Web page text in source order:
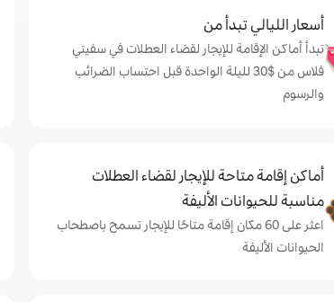
أسعار الليالي تبدأ من
تبدأ أماكن الإقامة للإيجار لقضاء العطلات في سفيتي
فلاس من $‏30 لليلة الواحدة قبل احتساب الضرائب
والرسوم
أماكن إقامة متاحة للإيجار لقضاء العطلات
مناسبة للحيوانات الأليفة
اعثر على 60 مكان إقامة متاحًا للإيجار تسمح باصطحاب
الحيوانات الأليفة